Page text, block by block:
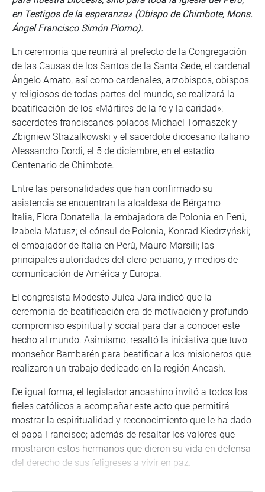
en Testigos de la esperanza» (Obispo de Chimbote, Mons.
Ángel Francisco Simón Piorno).
En ceremonia que reunirá al prefecto de la Congregación
de las Causas de los Santos de la Santa Sede, el cardenal
Ángelo Amato, así como cardenales, arzobispos, obispos
y religiosos de todas partes del mundo, se realizará la
beatificación de los «Mártires de la fe y la caridad»:
sacerdotes franciscanos polacos Michael Tomaszek y
Zbigniew Strazalkowski y el sacerdote diocesano italiano
Alessandro Dordi, el 5 de diciembre, en el estadio
Centenario de Chimbote.
Entre las personalidades que han confirmado su
asistencia se encuentran la alcaldesa de Bérgamo –
Italia, Flora Donatella; la embajadora de Polonia en Perú,
Izabela Matusz; el cónsul de Polonia, Konrad Kiedrzyński;
el embajador de Italia en Perú, Mauro Marsili; las
principales autoridades del clero peruano, y medios de
comunicación de América y Europa.
El congresista Modesto Julca Jara indicó que la
ceremonia de beatificación era de motivación y profundo
compromiso espiritual y social para dar a conocer este
hecho al mundo. Asimismo, resaltó la iniciativa que tuvo
monseñor Bambarén para beatificar a los misioneros que
realizaron un trabajo dedicado en la región Ancash.
De igual forma, el legislador ancashino invitó a todos los
fieles católicos a acompañar este acto que permitirá
mostrar la espiritualidad y reconocimiento que le ha dado
el papa Francisco; además de resaltar los valores que
mostraron estos hermanos que dieron su vida en defensa
del derecho de sus feligreses a vivir en paz.